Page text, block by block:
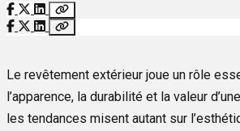
Le revêtement extérieur joue un rôle
l’apparence, la durabilité et la valeur
les tendances misent autant sur